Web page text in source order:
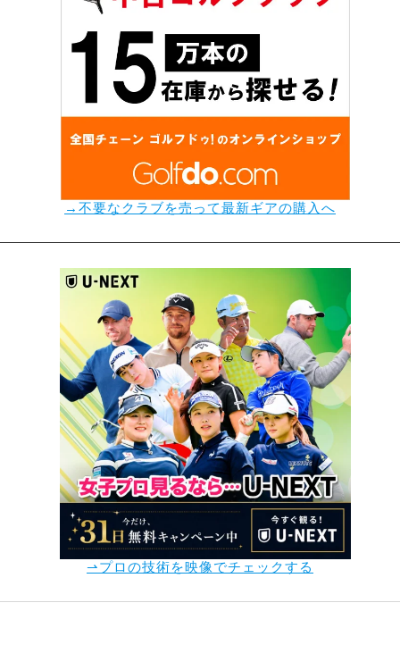
→不要なクラブを売って最新ギアの購入へ
⇀プロの技術を映像でチェックする